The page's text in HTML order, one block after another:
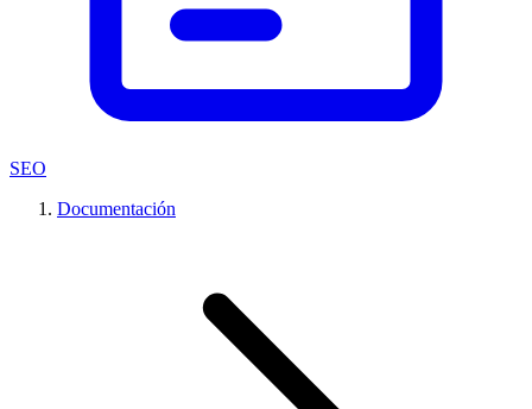
SEO
Documentación